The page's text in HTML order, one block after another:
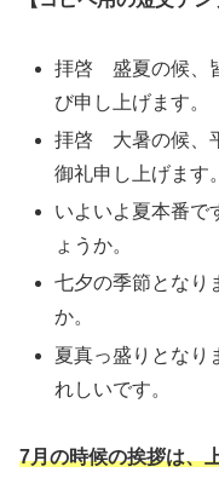
拝啓 盛夏の候、
び申し上げます。
拝啓 大暑の候、
御礼申し上げます。
いよいよ夏本番で
ょうか。
七夕の季節となり
か。
夏真っ盛りとなり
れしいです。
7月の時候の挨拶は、